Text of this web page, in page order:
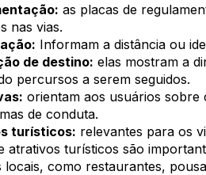
as placas de
nas vias.
Informam a distância ou
de destino: elas mostram a
percursos a serem seguidos.
orientam aos usuários sobre
de conduta.
turísticos: relevantes para os
atrativos turísticos são
locais, como restaurantes,